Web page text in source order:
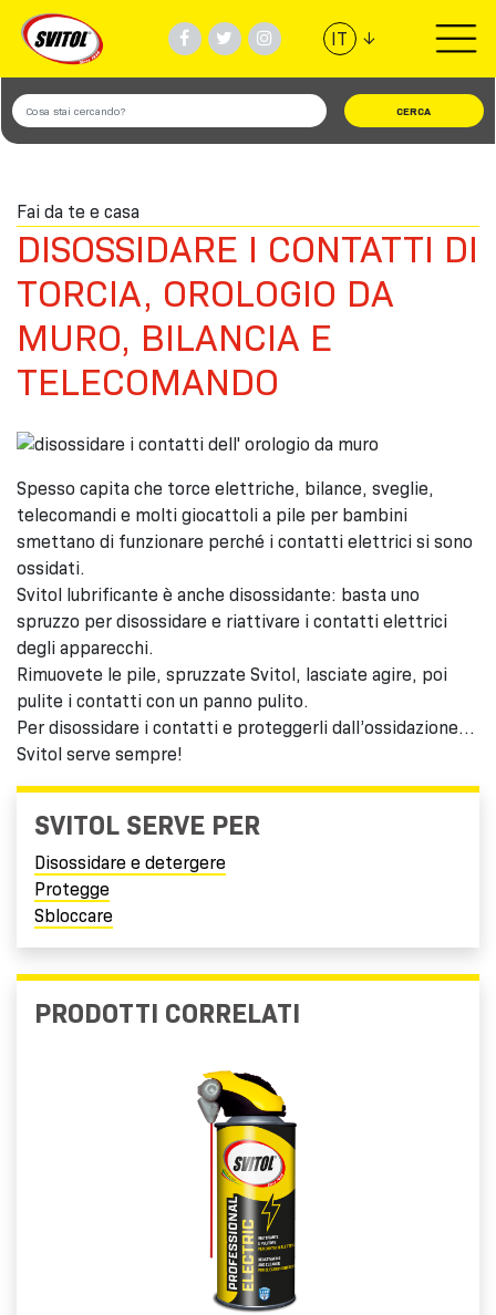
IT ↓
PRODOTTI
VIDEO
#TEAMSVITOL
AZIENDA
Fai da te e casa
DISOSSIDARE I CONTATTI DI
TORCIA, OROLOGIO DA
MURO, BILANCIA E
TELECOMANDO
Spesso capita che torce elettriche, bilance, sveglie,
telecomandi e molti giocattoli a pile per bambini
smettano di funzionare perché i contatti elettrici si sono
ossidati.
Svitol lubrificante è anche disossidante: basta uno
spruzzo per disossidare e riattivare i contatti elettrici
degli apparecchi.
Rimuovete le pile, spruzzate Svitol, lasciate agire, poi
pulite i contatti con un panno pulito.
Per disossidare i contatti e proteggerli dall’ossidazione…
Svitol serve sempre!
SVITOL SERVE PER
Disossidare e detergere
Protegge
Sbloccare
PRODOTTI CORRELATI